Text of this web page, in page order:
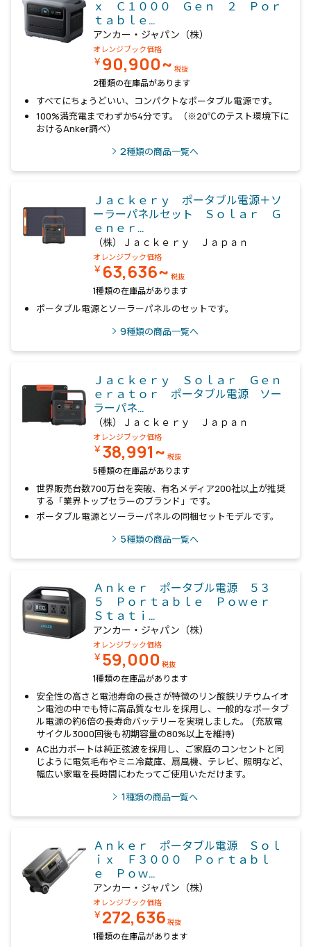
ｘ Ｃ１０００ Ｇｅｎ ２ Ｐｏｒ
ｔａｂｌｅ…
アンカー・ジャパン（株）
オレンジブック価格
￥90,900~ 税抜
2種類の在庫品があります
すべてにちょうどいい、コンパクトなポータブル電源です。
100%満充電までわずか54分です。（※20℃のテスト環境下に
おけるAnker調べ）
2種類の商品一覧へ
Ｊａｃｋｅｒｙ ポータブル電源＋ソ
ーラーパネルセット Ｓｏｌａｒ Ｇ
ｅｎｅｒ…
（株）Ｊａｃｋｅｒｙ Ｊａｐａｎ
オレンジブック価格
￥ 63,636~ 税抜
1種類の在庫品があります
ポータブル電源とソーラーパネルのセットです。
9種類の商品一覧へ
Ｊａｃｋｅｒｙ Ｓｏｌａｒ Ｇｅｎ
ｅｒａｔｏｒ ポータブル電源 ソー
ラーパネ…
（株）Ｊａｃｋｅｒｙ Ｊａｐａｎ
オレンジブック価格
￥38,991~ 税抜
5種類の在庫品があります
世界販売台数700万台を突破、有名メディア200社以上が推奨
する「業界トップセラーのブランド」です。
ポータブル電源とソーラーパネルの同梱セットモデルです。
5種類の商品一覧へ
Ａｎｋｅｒ ポータブル電源 ５３
５ Ｐｏｒｔａｂｌｅ Ｐｏｗｅｒ
Ｓｔａｔｉ…
アンカー・ジャパン（株）
オレンジブック価格
￥59,000 税抜
1種類の在庫品があります
安全性の高さと電池寿命の長さが特徴のリン酸鉄リチウムイオ
ン電池の中でも特に高品質なセルを採用し、一般的なポータブ
ル電源の約6倍の長寿命バッテリーを実現しました。 (充放電
サイクル3000回後も初期容量の80%以上を維持)
AC出力ポートは純正弦波を採用し、ご家庭のコンセントと同
じように電気毛布やミニ冷蔵庫、扇風機、テレビ、照明など、
幅広い家電を長時間にわたってご使用いただけます。
1種類の商品一覧へ
Ａｎｋｅｒ ポータブル電源 Ｓｏｌ
ｉｘ Ｆ３０００ Ｐｏｒｔａｂｌ
ｅ Ｐｏｗ…
アンカー・ジャパン（株）
オレンジブック価格
￥272,636 税抜
1種類の在庫品があります